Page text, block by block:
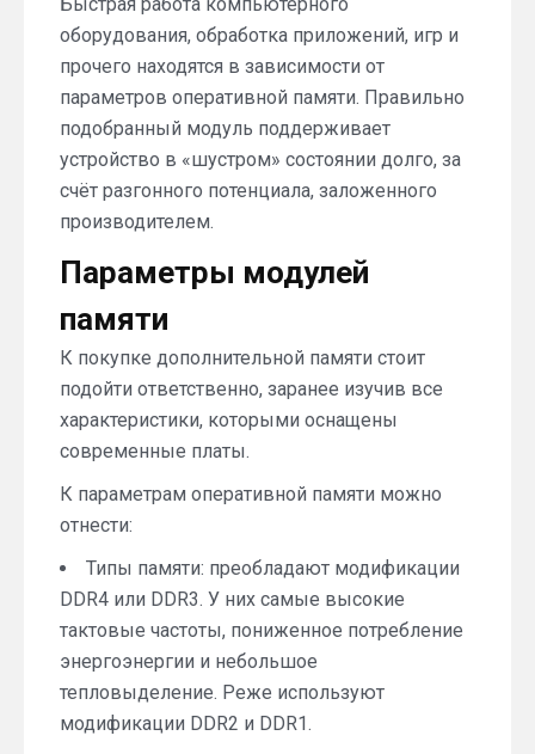
оборудования, обработка приложений, игр и
прочего находятся в зависимости от
параметров оперативной памяти. Правильно
подобранный модуль поддерживает
устройство в «шустром» состоянии долго, за
счёт разгонного потенциала, заложенного
производителем.
Параметры модулей
памяти
К покупке дополнительной памяти стоит
подойти ответственно, заранее изучив все
характеристики, которыми оснащены
современные платы.
К параметрам оперативной памяти можно
отнести:
Типы памяти: преобладают модификации
DDR4 или DDR3. У них самые высокие
тактовые частоты, пониженное потребление
энергоэнергии и небольшое
тепловыделение. Реже используют
модификации DDR2 и DDR1.